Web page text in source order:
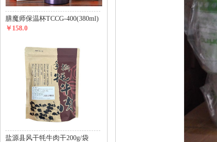
膳魔师保温杯TCCG-400(380ml)
￥158.0
盐源县风干牦牛肉干200g/袋